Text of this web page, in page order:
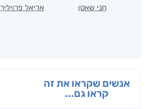
חני שאטן אריאל פרויליך
אנשים שקראו את זה
קראו גם...